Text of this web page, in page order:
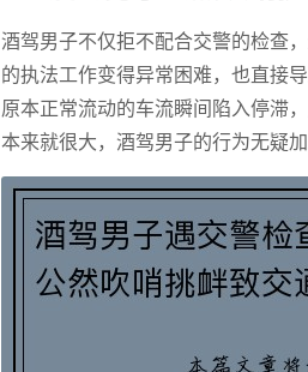
酒驾男子不仅拒不配合交警的检查
的执法工作变得异常困难，也直接
原本正常流动的车流瞬间陷入停滞
本来就很大，酒驾男子的行为无疑加